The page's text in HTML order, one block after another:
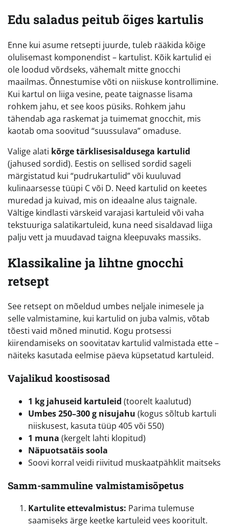
Edu saladus peitub õiges kartulis
Enne kui asume retsepti juurde, tuleb rääkida kõige
olulisemast komponendist – kartulist. Kõik kartulid ei
ole loodud võrdseks, vähemalt mitte gnocchi
maailmas. Õnnestumise võti on niiskuse kontrollimine.
Kui kartul on liiga vesine, peate taignasse lisama
rohkem jahu, et see koos püsiks. Rohkem jahu
tähendab aga raskemat ja tuimemat gnocchit, mis
kaotab oma soovitud “suussulava” omaduse.
Valige alati kõrge tärklisesisaldusega kartulid
(jahused sordid). Eestis on sellised sordid sageli
märgistatud kui “pudrukartulid” või kuuluvad
kulinaarsesse tüüpi C või D. Need kartulid on keetes
muredad ja kuivad, mis on ideaalne alus taignale.
Vältige kindlasti värskeid varajasi kartuleid või vaha
tekstuuriga salatikartuleid, kuna need sisaldavad liiga
palju vett ja muudavad taigna kleepuvaks massiks.
Klassikaline ja lihtne gnocchi
retsept
See retsept on mõeldud umbes neljale inimesele ja
selle valmistamine, kui kartulid on juba valmis, võtab
tõesti vaid mõned minutid. Kogu protsessi
kiirendamiseks on soovitatav kartulid valmistada ette –
näiteks kasutada eelmise päeva küpsetatud kartuleid.
Vajalikud koostisosad
1 kg jahuseid kartuleid (toorelt kaalutud)
Umbes 250–300 g nisujahu (kogus sõltub kartuli
niiskusest, kasuta tüüp 405 või 550)
1 muna (kergelt lahti klopitud)
Näpuotsatäis soola
Soovi korral veidi riivitud muskaatpähklit maitseks
Samm-sammuline valmistamisõpetus
Kartulite ettevalmistus: Parima tulemuse
saamiseks ärge keetke kartuleid vees kooritult.